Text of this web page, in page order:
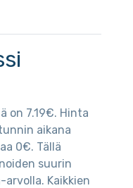
on 7.19€. Hinta
aikana
0€. Tällä
suurin
Kaikkien